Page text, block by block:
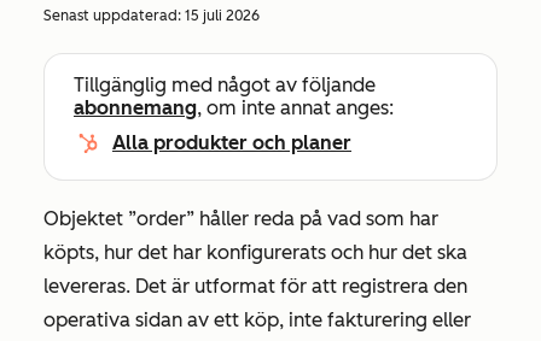
Senast uppdaterad: 15 juli 2026
Tillgänglig med något av följande
abonnemang, om inte annat anges:
Alla produkter och planer
Objektet ”order” håller reda på vad som har
köpts, hur det har konfigurerats och hur det ska
levereras. Det är utformat för att registrera den
operativa sidan av ett köp, inte fakturering eller